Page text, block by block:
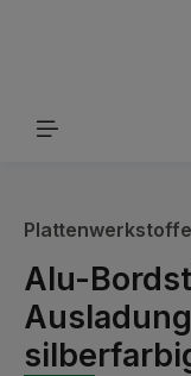
Plattenwerkstoffe
Alu-